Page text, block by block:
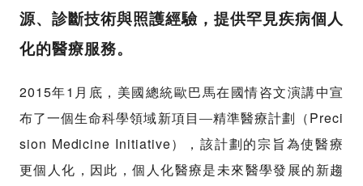
源、診斷技術與照護經驗，提供罕見疾病個人
化的醫療服務。
2015年1 月底，美國總統歐巴馬在國情咨文演講中宣
布了一個生命科學領域新項目—精準醫療計劃（Preci
sion Medicine Initiative），該計劃的宗旨為使醫療
更個人化，因此，個人化醫療是未來醫學發展的新趨